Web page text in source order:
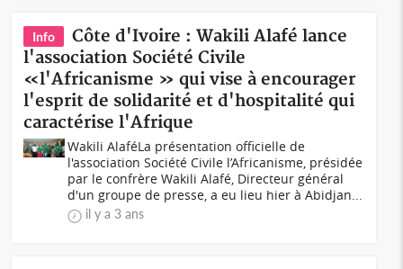
Info
Côte d'Ivoire : Wakili Alafé lance
l'association Société Civile
«l'Africanisme » qui vise à encourager
l'esprit de solidarité et d'hospitalité qui
caractérise l'Afrique
Wakili AlaféLa présentation officielle de
l'association Société Civile l’Africanisme, présidée
par le confrère Wakili Alafé, Directeur général
d'un groupe de presse, a eu lieu hier à Abidjan...
il y a 3 ans